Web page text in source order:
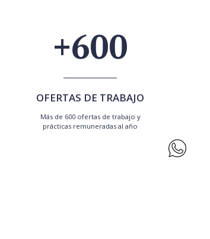
+600
OFERTAS DE TRABAJO
Más de 600 ofertas de trabajo y
prácticas remuneradas al año